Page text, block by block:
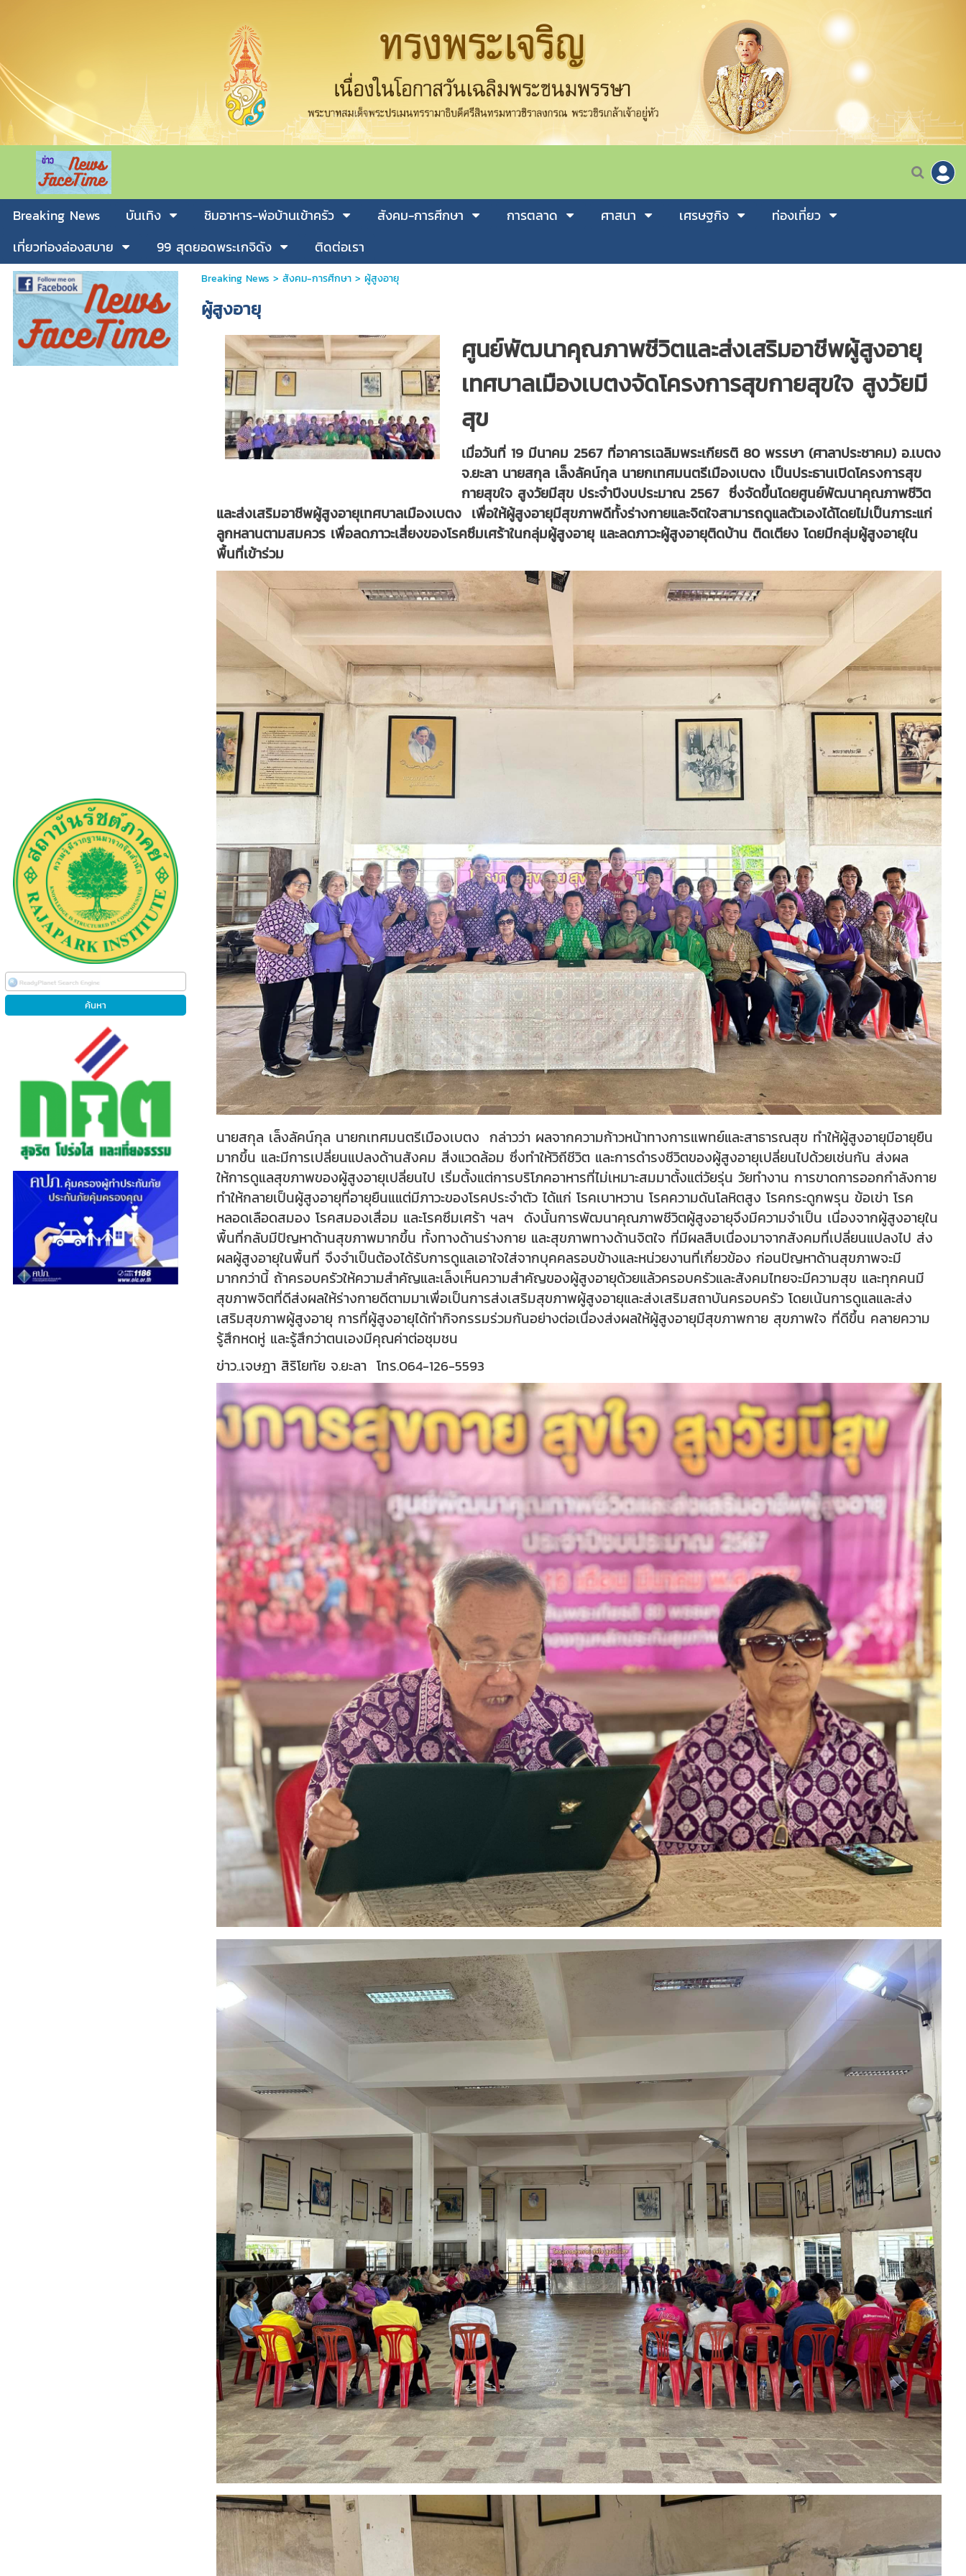
Breaking News บันเทิง ชิมอาหาร-พ่อบ้านเข้าครัว สังคม-การศีกษา การตลาด ศาสนา เศรษฐกิจ
ท่องเที่ยว
เที่ยวท่องล่องสบาย
99 สุดยอดพระเกจิดัง ติดต่อเรา
Breaking News > สังคม-การศีกษา> ผู้สูงอายุ
ผู้สูงอายุ
ศูนย์พัฒนาคุณภาพชีวิตและส่งเสริมอาชีพผู้สูงอายุ
เทศบาลเมืองเบตงจัดโครงการสุขกายสุขใจ สูงวัยมี
สุข
เมื่อวันที่ 19 มีนาคม 2567 ที่อาคารเฉลิมพระเกียรติ 80 พรรษา (ศาลาประชาคม) อ.เบตง
จ.ยะลา นายสกุล เล็งลัคน์กุล นายกเทศมนตรีเมืองเบตง เป็นประธานเปิดโครงการสุข
กายสุขใจ สูงวัยมีสุข ประจำปีงบประมาณ 2567 ซึ่งจัดขึ้นโดยศูนย์พัฒนาคุณภาพชีวิต
และส่งเสริมอาชีพผู้สูงอายุเทศบาลเมืองเบตง เพื่อให้ผู้สูงอายุมีสุขภาพดีทั้งร่างกายและจิตใจสามารถดูแลตัวเองได้โดยไม่เป็นภาระแก่
ลูกหลานตามสมควร เพื่อลดภาวะเสี่ยงของโรคซึมเศร้าในกลุ่มผู้สูงอายุ และลดภาวะผู้สูงอายุติดบ้าน ติดเตียง โดยมีกลุ่มผู้สูงอายุใน
พื้นที่เข้าร่วม
นายสกุล เล็งลัคน์กุล นายกเทศมนตรีเมืองเบตง กล่าวว่า ผลจากความก้าวหน้าทางการแพทย์และสาธารณสุข ทำให้ผู้สูงอายุมีอายุยืน
มากขึ้น และมีการเปลี่ยนแปลงด้านสังคม สิ่งแวดล้อม ซึ่งทำให้วิถีชีวิต และการดำรงชีวิตของผู้สูงอายุเปลี่ยนไปด้วยเช่นกัน ส่งผล
ให้การดูแลสุขภาพของผู้สูงอายุเปลี่ยนไป เริ่มตั้งแต่การบริโภคอาหารที่ไม่เหมาะสมมาตั้งแต่วัยรุ่น วัยทำงาน การขาดการออกกำลังกาย
ทำให้กลายเป็นผู้สูงอายุที่อายุยืนแแต่มีภาวะของโรคประจำตัว ได้แก่ โรคเบาหวาน โรคความดันโลหิตสูง โรคกระดูกพรุน ข้อเข่า โรค
หลอดเลือดสมอง โรคสมองเสื่อม และโรคซึมเศร้า ฯลฯ ดังนั้นการพัฒนาคุณภาพชีวิตผู้สูงอายุจึงมีความจำเป็น เนื่องจากผู้สูงอายุใน
พื้นที่กลับมีปัญหาด้านสุขภาพมากขึ้น ทั้งทางด้านร่างกาย และสุขภาพทางด้านจิตใจ ที่มีผลสืบเนื่องมาจากสังคมที่เปลี่ยนแปลงไป ส่ง
ผลผู้สูงอายุในพื้นที่ จึงจำเป็นต้องได้รับการดูแลเอาใจใส่จากบุคคลรอบข้างและหน่วยงานที่เกี่ยวข้อง ก่อนปัญหาด้านสุขภาพจะมี
มากกว่านี้ ถ้าครอบครัวให้ความสำคัญและเล็งเห็นความสำคัญของผู้สูงอายุด้วยแล้วครอบครัวและสังคมไทยจะมีความสุข และทุกคนมี
สุขภาพจิตที่ดีส่งผลให้ร่างกายดีตามมาเพื่อเป็นการส่งเสริมสุขภาพผู้สูงอายุและส่งเสริมสถาบันครอบครัว โดยเน้นการดูแลและส่ง
เสริมสุขภาพผู้สูงอายุ การที่ผู้สูงอายุได้ทำกิจกรรมร่วมกันอย่างต่อเนื่องส่งผลให้ผู้สูงอายุมีสุขภาพกาย สุขภาพใจ ที่ดีขึ้น คลายความ
รู้สึกหดหู่ และรู้สึกว่าตนเองมีคุณค่าต่อชุมชน
ข่าว..เจษฎา สิริโยทัย จ.ยะลาโทร.064-126-5593